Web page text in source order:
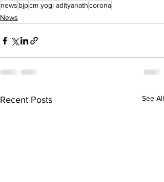
news bjpcm yogi adityanathcorona
News
Recent Posts See All